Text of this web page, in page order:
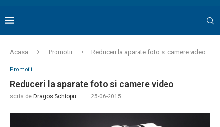
Acasa Promotii Reduceri la aparate foto si camere video
Promotii
Reduceri la aparate foto si camere video
scris de Dragos Schiopu 25-06-2015